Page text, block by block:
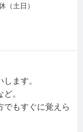
（土日）
ます。
。
でもすぐに覚えら